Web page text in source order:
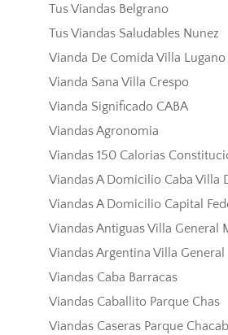
Tus Viandas Belgrano
Tus Viandas Saludables Nunez
Vianda De Comida Villa Lugano
Vianda Sana Villa Crespo
Vianda Significado CABA
Viandas Agronomia
Viandas 150 Calorias
Viandas A Domicilio Caba Villa
Viandas A Domicilio Capital
Viandas Antiguas Villa General
Viandas Argentina Villa
Viandas Caba Barracas
Viandas Caballito Parque Chas
Viandas Caseras Parque